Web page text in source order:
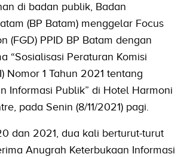
di badan publik, Badan
(BP Batam) menggelar Focus
(FGD) PPID BP Batam dengan
“Sosialisasi Peraturan Komisi
Nomor 1 Tahun 2021 tentang
Informasi Publik” di Hotel Harmoni
pada Senin (8/11/2021) pagi.
dan 2021, dua kali berturut-turut
Anugrah Keterbukaan Informasi